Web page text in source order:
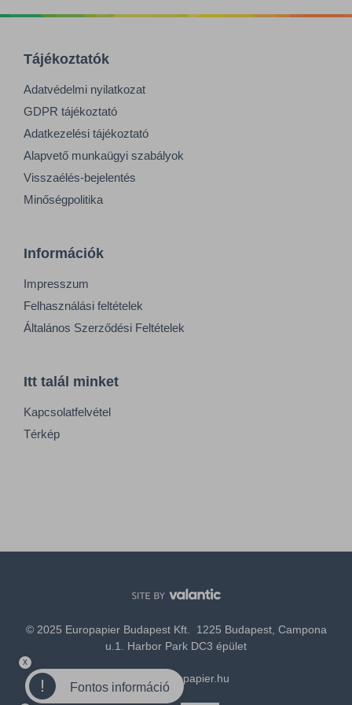
Tájékoztatók
Adatvédelmi nyilatkozat
GDPR tájékoztató
Adatkezelési tájékoztató
Alapvető munkaügyi szabályok
Visszaélés-bejelentés
Minőségpolitika
Információk
Impresszum
Felhasználási feltételek
Általános Szerződési Feltételek
Itt talál minket
Kapcsolatfelvétel
Térkép
© 2025 Europapier Budapest Kft. 1225 Budapest, Campona
u.1. Harbor Park DC3 épület
office@europapier.hu
! Fontos információ
x